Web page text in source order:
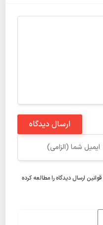
ارسال دیدگاه
قوانین ارسال دیدگاهرا مطالعه کرده